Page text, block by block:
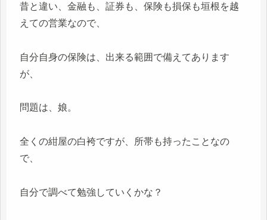
昔と違い、金融も、証券も、保険も損保も垣根を越
えての営業なので、
自分自身の保険は、出来る範囲で備えてあります
が、
問題は、娘。
全くの紺屋の白袴ですが、所帯も持ったことなの
で、
自分で調べて勉強していくかな？